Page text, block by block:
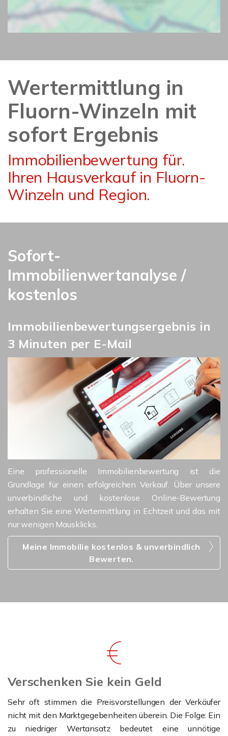
Wertermittlung in
Fluorn-Winzeln mit
sofort Ergebnis
Immobilienbewertung für.
Ihren Hausverkauf in Fluorn-
Winzeln und Region.
Sofort-
Immobilienwertanalyse /
kostenlos
Immobilienbewertungsergebnis in
3 Minuten per E-Mail
Eine professionelle Immobilienbewertung ist die
Grundlage für einen erfolgreichen Verkauf. Über unsere
unverbindliche und kostenlose Online-Bewertung
erhalten Sie eine Wertermittlung in Echtzeit und das mit
nur wenigen Mausklicks.
Meine Immobilie kostenlos & unverbindlich
Bewerten.
Verschenken Sie kein Geld
Sehr oft stimmen die Preisvorstellungen der Verkäufer
nicht mit den Marktgegebenheiten überein. Die Folge: Ein
zu niedriger Wertansatz bedeutet eine unnötige